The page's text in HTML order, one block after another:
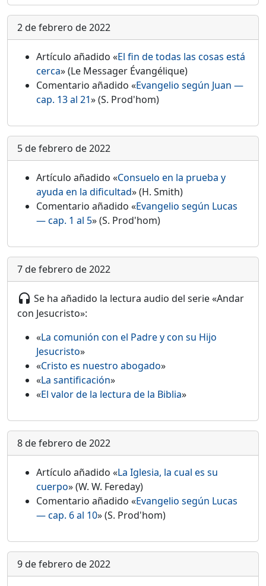
2 de febrero de 2022
Artículo añadido «El fin de todas las cosas está
cerca» (Le Messager Évangélique)
Comentario añadido «Evangelio según Juan —
cap. 13 al 21» (S. Prod'hom)
5 de febrero de 2022
Artículo añadido «Consuelo en la prueba y
ayuda en la dificultad» (H. Smith)
Comentario añadido «Evangelio según Lucas
— cap. 1 al 5» (S. Prod'hom)
7 de febrero de 2022
headset Se ha añadido la lectura audio del serie «Andar
con Jesucristo»:
«La comunión con el Padre y con su Hijo
Jesucristo»
«Cristo es nuestro abogado»
«La santificación»
«El valor de la lectura de la Biblia»
8 de febrero de 2022
Artículo añadido «La Iglesia, la cual es su
cuerpo» (W. W. Fereday)
Comentario añadido «Evangelio según Lucas
— cap. 6 al 10» (S. Prod'hom)
9 de febrero de 2022